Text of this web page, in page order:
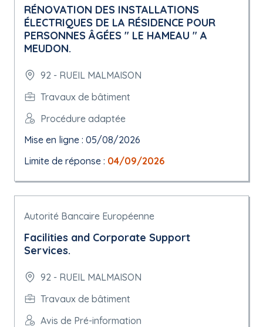
RÉNOVATION DES INSTALLATIONS
ÉLECTRIQUES DE LA RÉSIDENCE POUR
PERSONNES ÂGÉES " LE HAMEAU " A
MEUDON.
92 - RUEIL MALMAISON
Travaux de bâtiment
Procédure adaptée
Mise en ligne : 05/08/2026
Limite de réponse : 04/09/2026
Autorité Bancaire Européenne
Facilities and Corporate Support
Services.
92 - RUEIL MALMAISON
Travaux de bâtiment
Avis de Pré-information